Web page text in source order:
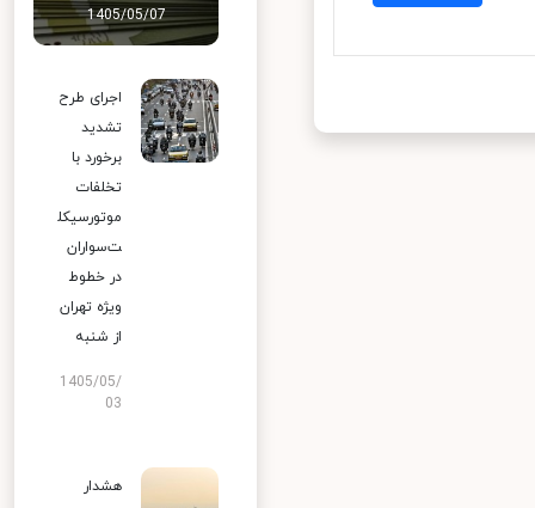
1405/05/07
اجرای طرح
تشدید
برخورد با
تخلفات
موتورسیکل
ت‌سواران
در خطوط
ویژه تهران
از شنبه
1405/05/
03
هشدار